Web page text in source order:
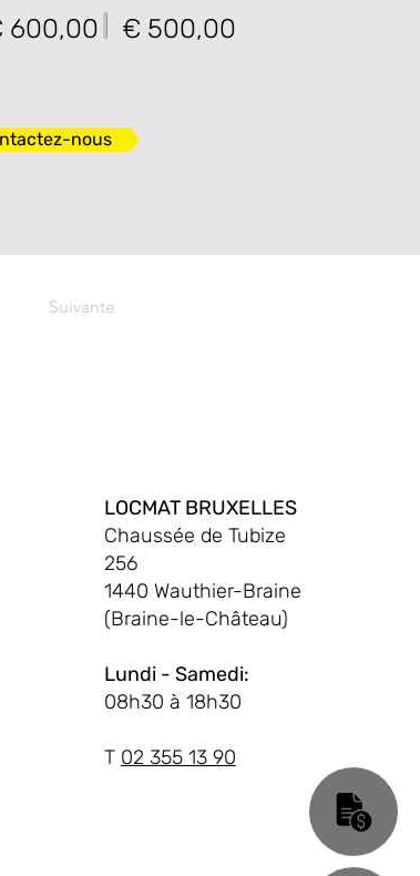
600,00 € 500,00
nous
Suivante
LOCMAT BRUXELLES
Chaussée de Tubize
256
1440 Wauthier-Braine
(Braine-le-Château)
Lundi - Samedi:
08h30 à 18h30
T 02 355 13 90